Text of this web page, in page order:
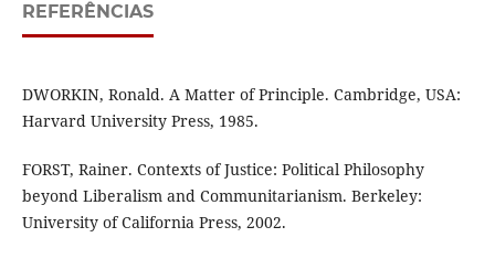
REFERÊNCIAS
DWORKIN, Ronald. A Matter of Principle. Cambridge, USA:
Harvard University Press, 1985.
FORST, Rainer. Contexts of Justice: Political Philosophy
beyond Liberalism and Communitarianism. Berkeley:
University of California Press, 2002.